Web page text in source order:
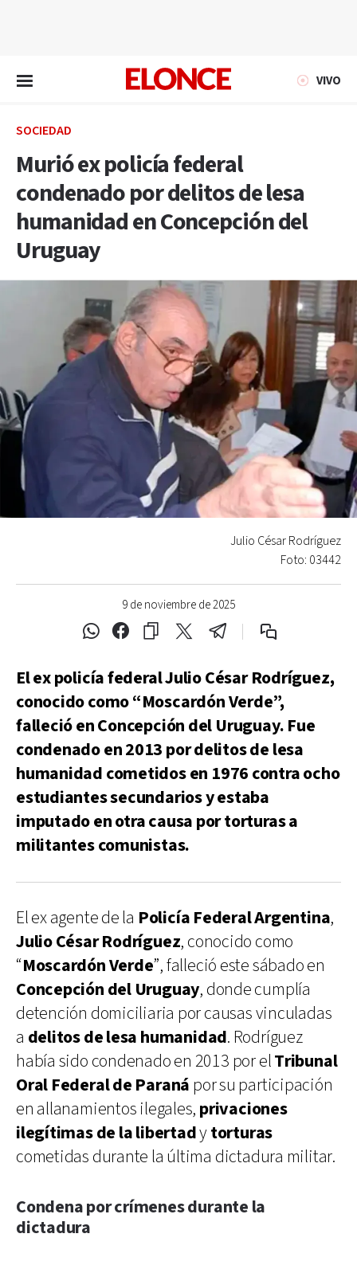
VIVO
SOCIEDAD
Murió ex policía federal
condenado por delitos de lesa
humanidad en Concepción del
Uruguay
9 de noviembre de 2025
Julio César Rodríguez
Foto: 03442
El ex policía federal Julio César Rodríguez,
conocido como “Moscardón Verde”,
falleció en Concepción del Uruguay. Fue
condenado en 2013 por delitos de lesa
humanidad cometidos en 1976 contra ocho
estudiantes secundarios y estaba
imputado en otra causa por torturas a
militantes comunistas.
El ex agente de la Policía Federal Argentina,
Julio César Rodríguez, conocido como
“Moscardón Verde”, falleció este sábado en
Concepción del Uruguay, donde cumplía
detención domiciliaria por causas vinculadas
a delitos de lesa humanidad. Rodríguez
había sido condenado en 2013 por elTribunal
Oral Federal de Paraná por su participación
en allanamientos ilegales, privaciones
ilegítimas de la libertadytorturas
cometidas durante la última dictadura militar.
Condena por crímenes durante la
dictadura